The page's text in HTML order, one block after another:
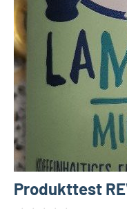
Produkttest